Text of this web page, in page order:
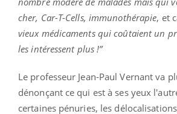
cher, Car-T-Cells, immunothérapie, et
vieux médicaments qui coûtaient un
les intéressent plus !”
Le professeur Jean-Paul Vernant va
dénonçant ce qui est à ses yeux
certaines pénuries, les